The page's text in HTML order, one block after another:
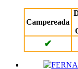
Campereada
✔